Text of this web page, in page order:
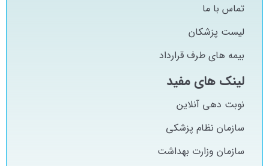
تماس با ما
لیست پزشکان
بیمه های طرف قرارداد
لینک های مفید
نوبت دهی آنلاین
سازمان نظام پزشکی
سازمان وزارت بهداشت